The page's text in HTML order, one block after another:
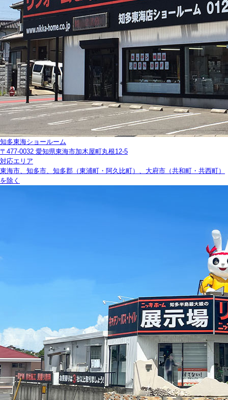
知多東海ショールーム
〒477-0032 愛知県東海市加木屋町丸根12-5
対応エリア
東海市、知多市、知多郡（東浦町・阿久比町）、大府市（共和町・共西町）
を除く